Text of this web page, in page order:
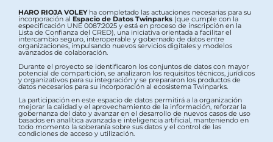
HARO RIOJA VOLEYha completado las actuaciones necesarias para su
incorporación al Espacio de Datos Twinparks (que cumple con la
especificación UNE 0087:2025 y está en proceso de inscripción en la
Lista de Confianza del CRED), una iniciativa orientada a facilitar el
intercambio seguro, interoperable y gobernado de datos entre
organizaciones, impulsando nuevos servicios digitales y modelos
avanzados de colaboración.
Durante el proyecto se identificaron los conjuntos de datos con mayor
potencial de compartición, se analizaron los requisitos técnicos, jurídicos
y organizativos para su integración y se prepararon los productos de
datos necesarios para su incorporación al ecosistema Twinparks.
La participación en este espacio de datos permitirá a la organización
mejorar la calidad y el aprovechamiento de la información, reforzar la
gobernanza del dato y avanzar en el desarrollo de nuevos casos de uso
basados en analítica avanzada e inteligencia artificial, manteniendo en
todo momento la soberanía sobre sus datos y el control de las
condiciones de acceso y utilización.